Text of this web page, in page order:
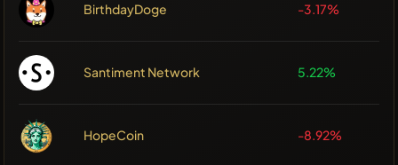
BirthdayDoge -3.17%
Santiment Network 5.22%
HopeCoin -8.92%